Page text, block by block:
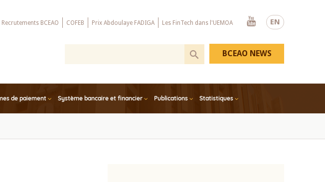
EN
Recrutements BCEAO COFEB Prix Abdoulaye FADIGA Les FinTech dans l'UEMOA
Youtube
de paiement Système bancaire et financier Publications Statistiques
BCEAO NEWS